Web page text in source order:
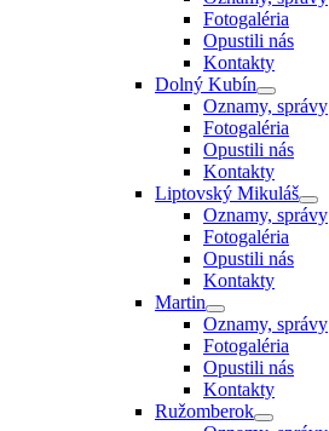
Fotogaléria
Opustili nás
Kontakty
Dolný Kubín
Oznamy, správy
Fotogaléria
Opustili nás
Kontakty
Liptovský Mikuláš
Oznamy, správy
Fotogaléria
Opustili nás
Kontakty
Martin
Oznamy, správy
Fotogaléria
Opustili nás
Kontakty
Ružomberok